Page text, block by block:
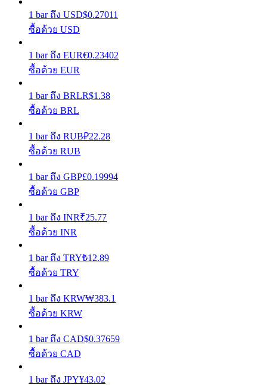
รับรางวัลการแข่งขันทุกวัน
การปักหลัก
ผลตอบแทนสูงและเข้าถึงได้ทันที
Launchpool
การเซ้งแบบยืดหยุ่นเพื่อรับโทเคนยอดนิยม
1 bar ถึง USD$0.27011
ซื้อด้วย USD
1 bar ถึง EUR€0.23402
ซื้อด้วย EUR
1 bar ถึง BRLR$1.38
ซื้อด้วย BRL
1 bar ถึง RUB₽22.28
ซื้อด้วย RUB
1 bar ถึง GBP£0.19994
ซื้อด้วย GBP
1 bar ถึง INR₹25.77
ซื้อด้วย INR
1 bar ถึง TRY₺12.89
ซื้อด้วย TRY
1 bar ถึง KRW₩383.1
ซื้อด้วย KRW
1 bar ถึง CAD$0.37659
ซื้อด้วย CAD
1 bar ถึง JPY¥43.02